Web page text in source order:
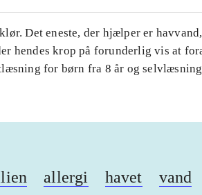
Det eneste, der hjælper er
hendes krop på forunderlig vis at
for børn fra 8 år og selvlæsning
allergi havet vand